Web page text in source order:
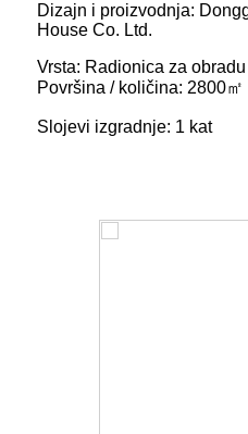
Dizajn i proizvodnja:
House Co. Ltd.
Vrsta: Radionica za
Površina / količina: 2800㎡
Slojevi izgradnje: 1 kat